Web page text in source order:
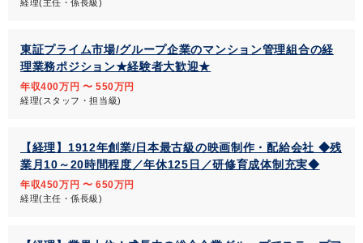
経理(主任・係長級)
東証プライム市場/グループ企業のマンション管理組合の経
理業務ポジション★経験者大歓迎★
年収400万円 〜 550万円
経理(スタッフ・担当級)
【経理】1912年創業/日本最古級の映画制作・配給会社 ◆残
業月10～20時間程度／年休125日／研修育成体制充実◆
年収450万円 〜 650万円
経理(主任・係長級)